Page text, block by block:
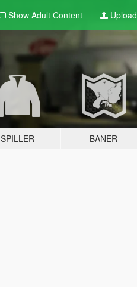
Show Adult Content Upload
SPILLER BANER